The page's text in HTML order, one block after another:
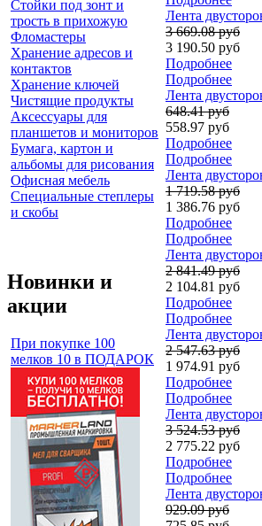
Стойки под зонт и
трость в прихожую
Фломастеры
Хранение адресов и
контактов
Хранение ключей
Чистящие продукты
Аксессуары для
планшетов и мониторов
Бумага, картон и
альбомы для рисования
Офисная мебель
Специальные степлеры
и скобы
Новинки и
акции
При покупке 100
мелков 10 в ПОДАРОК
Лента
3 669.08 руб
3 190.50 руб
Подробнее
Подробнее
Лента
648.41 руб
558.97 руб
Подробнее
Подробнее
Лента
1 719.58 руб
1 386.76 руб
Подробнее
Подробнее
Лента
2 841.49 руб
2 104.81 руб
Подробнее
Подробнее
Лента
2 547.63 руб
1 974.91 руб
Подробнее
Подробнее
Лента
3 524.53 руб
2 775.22 руб
Подробнее
Подробнее
Лента
929.09 руб